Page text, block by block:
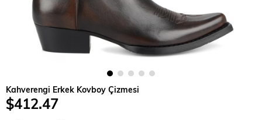
Kahverengi Erkek Kovboy Çizmesi
$412.47